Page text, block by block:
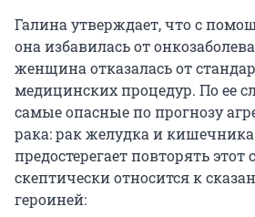
Галина утверждает, что с
она избавилась от
женщина отказалась от
медицинских процедур. По ее
самые опасные по прогнозу
рака: рак желудка и
предостерегает повторять этот
скептически относится к
героиней: